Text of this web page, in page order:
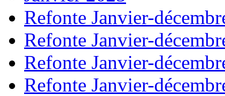
Refonte Janvier-
Refonte Janvier-
Refonte Janvier-
Refonte Janvier-